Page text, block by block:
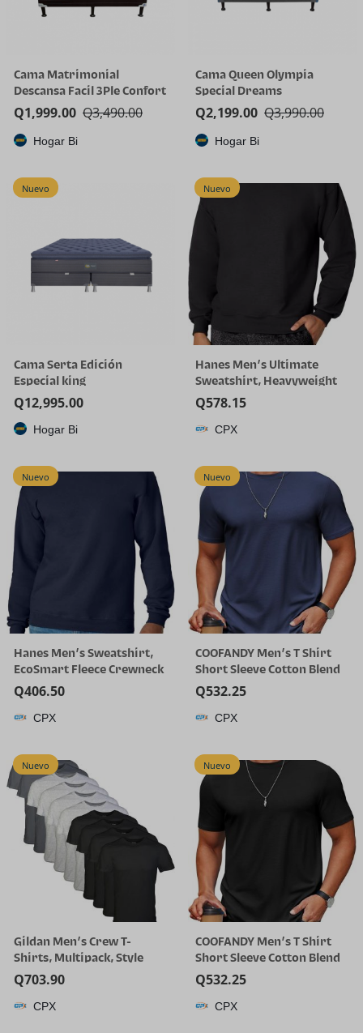
Cama Matrimonial
Descansa Facil 3Ple Confort
Q3,490.00
Q1,999.00
Hogar Bi
Cama Queen Olympia
Special Dreams
Q3,990.00
Q2,199.00
Hogar Bi
Nuevo
Cama Serta Edición
Especial king
Q12,995.00
Hogar Bi
Nuevo
Hanes Men’s Ultimate
Sweatshirt, Heavyweight
Fleece Sweatshirt,
Crewneck Pullover for Men
Q578.15
CPX
Nuevo
Hanes Men’s Sweatshirt,
EcoSmart Fleece Crewneck
Sweatshirt, Big & Tall
Available, 1 or 2-Pack
Q406.50
CPX
Nuevo
COOFANDY Men’s T Shirt
Short Sleeve Cotton Blend
T-Shirts Crew Neck Casual
Summer Basic Tee Shirts
Q532.25
CPX
Nuevo
Gildan Men’s Crew T-
Shirts, Multipack, Style
G1100
Q703.90
CPX
Nuevo
COOFANDY Men’s T Shirt
Short Sleeve Cotton Blend
T-Shirts Crew Neck Casual
Summer Basic Tee Shirts
Q532.25
CPX